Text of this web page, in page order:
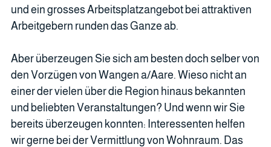
und ein grosses Arbeitsplatzangebot bei attraktiven
Arbeitgebern runden das Ganze ab.
Aber überzeugen Sie sich am besten doch selber von
den Vorzügen von Wangen a/Aare. Wieso nicht an
einer der vielen über die Region hinaus bekannten
und beliebten Veranstaltungen? Und wenn wir Sie
bereits überzeugen konnten: Interessenten helfen
wir gerne bei der Vermittlung von Wohnraum. Das